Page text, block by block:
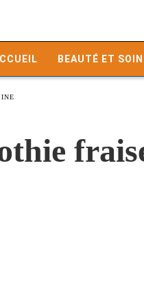
BEAUTÉ ET SOIN